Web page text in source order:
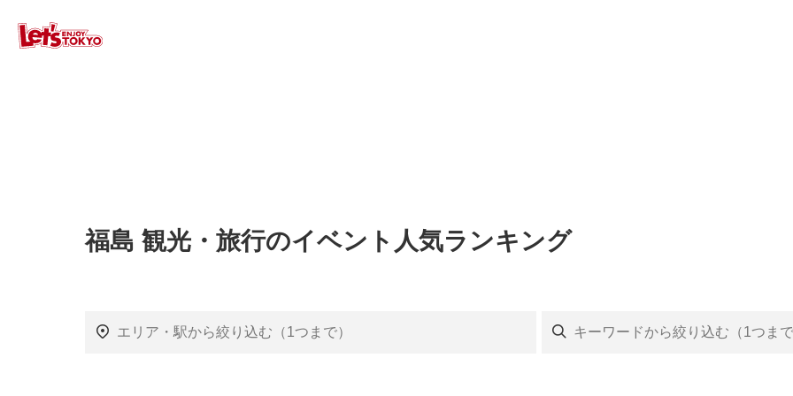
福島 観光・旅行のイベント人気ランキング